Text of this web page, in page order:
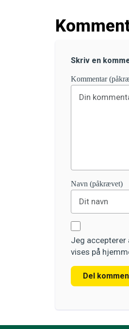
Skriv en
Kommentar
Navn (påkrævet)
Jeg accepterer
vises på
Del